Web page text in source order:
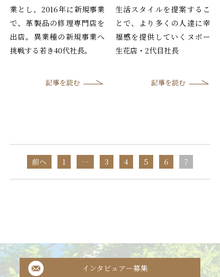
業とし、2016年に新規事業
で、革製品の修理専門店を
出店。異業種の新規事業へ
挑戦する若き40代社長。
記事を読む
生活スタイルを提案するこ
とで、より多くの人達に幸
福感を提供していくヌボー
生花店・2代目社長
記事を読む
前へ 1 … 3 4 5 6 7
インタビュアー募集